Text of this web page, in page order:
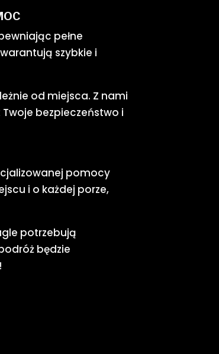
pełne
szybkie i
od miejsca. Z nami
bezpieczeństwo i
pomocy
i o każdej porze,
potrzebują
będzie